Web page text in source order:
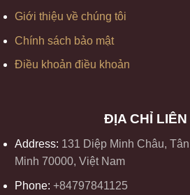
Giới thiệu về chúng tôi
Chính sách bảo mật
Điều khoản điều khoản
ĐỊA CHỈ LIÊN
Address: 131 Diệp Minh Châu,
Minh 70000, Việt Nam
Phone: +84797841125